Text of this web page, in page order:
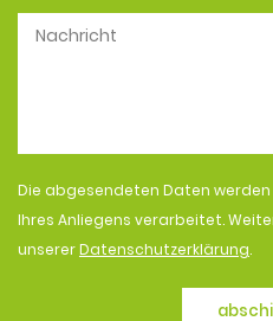
Die abgesendeten Daten
Ihres Anliegens verarbeitet.
unsererDatenschutzerklärung.